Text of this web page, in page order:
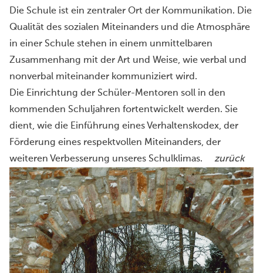
Die Schule ist ein zentraler Ort der Kommunikation. Die
Qualität des sozialen Miteinanders und die Atmosphäre
in einer Schule stehen in einem unmittelbaren
Zusammenhang mit der Art und Weise, wie verbal und
nonverbal miteinander kommuniziert wird.
Die Einrichtung der Schüler-Mentoren soll in den
kommenden Schuljahren fortentwickelt werden. Sie
dient, wie die Einführung eines Verhaltenskodex, der
Förderung eines respektvollen Miteinanders, der
weiteren Verbesserung unseres Schulklimas. zurück